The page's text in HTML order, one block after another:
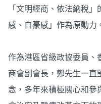
「文明經商、依法納稅
感、自豪感」作為原動力
作為港區省級政協委員、
商會副會長，鄭先生一
念，多年來積極關心和